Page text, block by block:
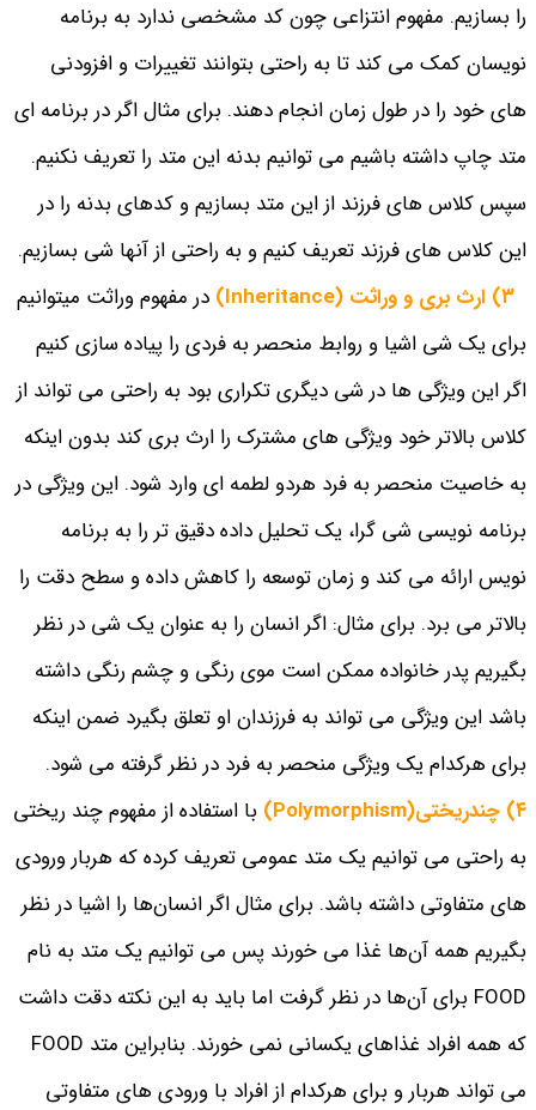
را بسازیم. مفهوم انتزاعی چون کد مشخصی ندارد به برنامه
نویسان کمک می کند تا به راحتی بتوانند تغییرات و افزودنی
های خود را در طول زمان انجام دهند. برای مثال اگر در برنامه ای
متد چاپ داشته باشیم می توانیم بدنه این متد را تعریف نکنیم.
سپس کلاس های فرزند از این متد بسازیم و کدهای بدنه را در
این کلاس های فرزند تعریف کنیم و به راحتی از آنها شی بسازیم.
۳) ارث بری و وراثت (Inheritance)
در مفهوم وراثت میتوانیم
برای یک شی اشیا و روابط منحصر به فردی را پیاده سازی کنیم
اگر این ویژگی ها در شی دیگری تکراری بود به راحتی می تواند از
کلاس بالاتر خود ویژگی های مشترک را ارث بری کند بدون اینکه
به خاصیت منحصر به فرد هردو لطمه ای وارد شود. این ویژگی در
برنامه نویسی شی گرا، یک تحلیل داده دقیق تر را به برنامه
نویس ارائه می کند و زمان توسعه را کاهش داده و سطح دقت را
بالاتر می برد. برای مثال: اگر انسان را به عنوان یک شی در نظر
بگیریم پدر خانواده ممکن است موی رنگی و چشم رنگی داشته
باشد این ویژگی می تواند به فرزندان او تعلق بگیرد ضمن اینکه
برای هرکدام یک ویژگی منحصر به فرد در نظر گرفته می شود.
۴) چندریختی(Polymorphism)
با استفاده از مفهوم چند ریختی
به راحتی می توانیم یک متد عمومی تعریف کرده که هربار ورودی
های متفاوتی داشته باشد. برای مثال اگر انسان‌ها را اشیا در نظر
بگیریم همه آن‌ها غذا می خورند پس می توانیم یک متد به نام
FOOD برای آن‌ها در نظر گرفت اما باید به این نکته دقت داشت
که همه افراد غذاهای یکسانی نمی خورند. بنابراین متد FOOD
می تواند هربار و برای هرکدام از افراد با ورودی های متفاوتی